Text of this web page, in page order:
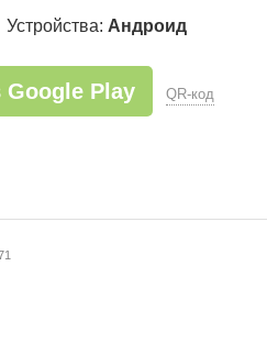
Устройства: Андроид
Google Play QR-код